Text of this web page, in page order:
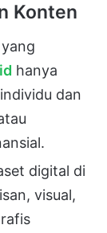
Konten
hanya
dan
digital di
visual,